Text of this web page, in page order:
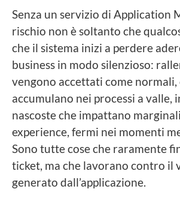
Senza un servizio di Application
rischio non è soltanto che
che il sistema inizi a perdere
business in modo silenzioso:
vengono accettati come
accumulano nei processi a valle,
nascoste che impattano
experience, fermi nei momenti
Sono tutte cose che raramente
ticket, ma che lavorano contro il
generato dall’applicazione.